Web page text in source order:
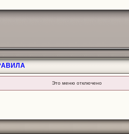
Это меню отключено